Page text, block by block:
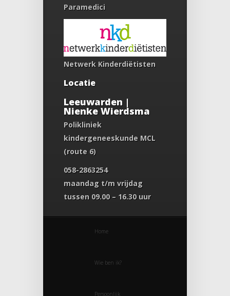
Paramedici
Netwerk Kinderdiëtisten
Locatie
Leeuwarden |
Nienke Wierdsma
Polikliniek
kindergeneeskunde MCL
(route 6)
058-2863254
maandag t/m vrijdag
tussen 09.00 – 16.30 uur
Home
Wie ben ik?
Persoonlijk